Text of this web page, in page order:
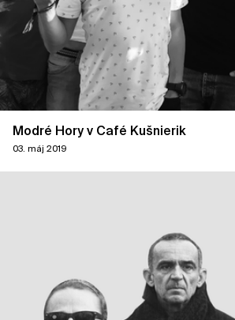
Modré Hory v Café Kušnierik
03. máj 2019